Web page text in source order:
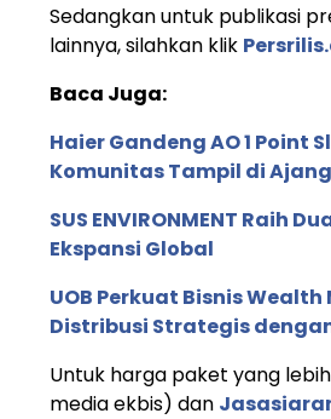
Sedangkan untuk publikasi
lainnya, silahkan klik
Baca Juga:
Haier Gandeng AO 1 Point
Komunitas Tampil di
SUS ENVIRONMENT Raih
Ekspansi Global
UOB Perkuat Bisnis
Distribusi Strategis
Untuk harga paket yang
media ekbis) dan